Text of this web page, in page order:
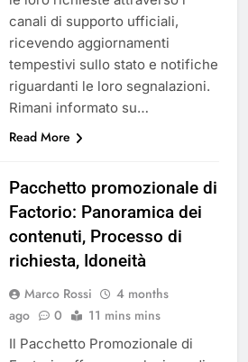
canali di supporto ufficiali,
ricevendo aggiornamenti
tempestivi sullo stato e notifiche
riguardanti le loro segnalazioni.
Rimani informato su…
Read More
Pacchetto promozionale di
Factorio: Panoramica dei
contenuti, Processo di
richiesta, Idoneità
Marco Rossi
4 months
ago
0 11 mins mins
Il Pacchetto Promozionale di